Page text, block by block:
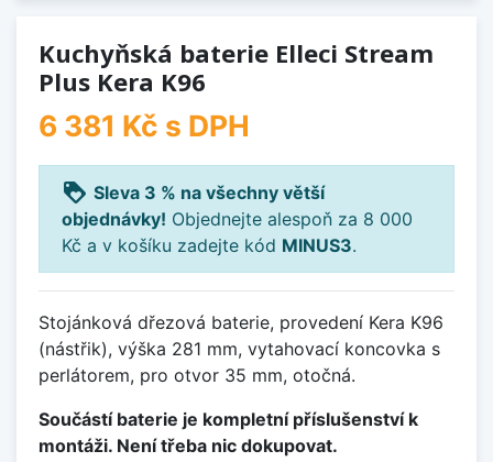
Kuchyňská baterie Elleci Stream
Plus Kera K96
6 381 Kč s DPH
loyalty Sleva 3 % na všechny větší
objednávky! Objednejte alespoň za 8 000
Kč a v košíku zadejte kód MINUS3.
Stojánková dřezová baterie, provedení Kera K96
(nástřik), výška 281 mm, vytahovací koncovka s
perlátorem, pro otvor 35 mm, otočná.
Součástí baterie je kompletní příslušenství k
montáži. Není třeba nic dokupovat.